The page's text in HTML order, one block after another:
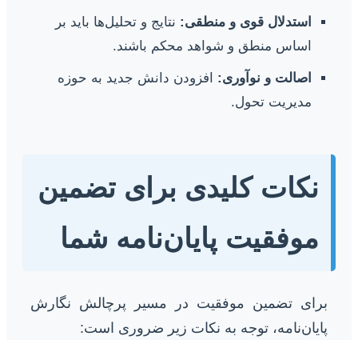
استدلال قوی و منطقی: نتایج و تحلیل‌ها باید بر
اساس منطق و شواهد محکم باشند.
اصالت و نوآوری: افزودن دانش جدید به حوزه
مدیریت تحول.
نکات کلیدی برای تضمین
موفقیت پایان‌نامه شما
برای تضمین موفقیت در مسیر پرچالش نگارش
پایان‌نامه، توجه به نکات زیر ضروری است: